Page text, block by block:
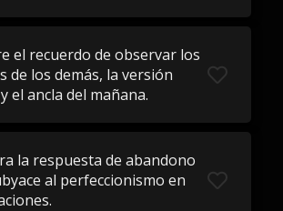
el recuerdo de observar los
de los demás, la versión
el ancla del mañana.
la respuesta de abandono
al perfeccionismo en